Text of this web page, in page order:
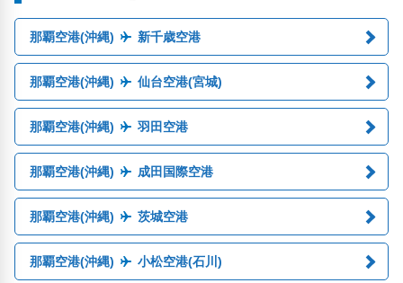
那覇空港(沖縄) 新千歳空港
那覇空港(沖縄) 仙台空港(宮城)
那覇空港(沖縄) 羽田空港
那覇空港(沖縄) 成田国際空港
那覇空港(沖縄) 茨城空港
那覇空港(沖縄) 小松空港(石川)